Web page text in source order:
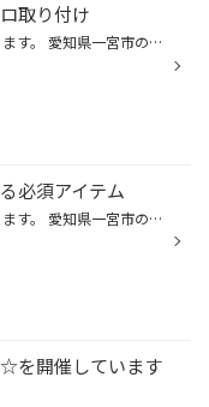
取り付け
お世話になっております。 愛知県一宮市の国道22号沿いのタイヤ館一宮バイパスです。 今回はエブリイにレカロシート取り付けしました。 長距離でよれたシートになってしまったため、交換しました。 乗り心地や、腰の痛みに是非検討いかがでしょうか？
必須アイテム
お世話になっております。 愛知県一宮市の国道22号沿いのタイヤ館一宮バイパスです 暑い日が連日続いています。 体調管理にはお気を付けください。 夏対策でタイヤ館ではエアコン添加剤をお勧めしております。 エアコンの中に入っているガスを効率よく回すことで、 ・エアコンの利き向上 ・エンジン...
を開催しています